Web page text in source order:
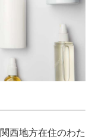
西地方在住のわた